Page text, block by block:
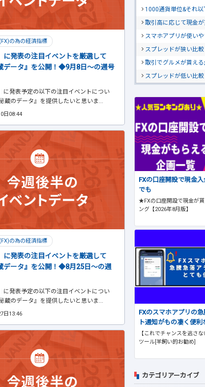
の為の経済指標
に発表の注目イベントを厳選して
データ』を公開！◆9月8日～の週号
に発表予定の以下の注目イベントについ
蔵のデータ』を提供したいと思いま...
日08:44
の為の経済指標
に発表の注目イベントを厳選して
データ』を公開！◆8月25日～の週
に発表予定の以下の注目イベントについ
蔵のデータ』を提供したいと思いま...
日13:46
1000通貨単位&それ
取引高に応じて現金
スマホアプリが使い
スプレッドが狭い比較
取引でグルメが貰え
スプレッドが低い比較
FXの口座開設で現金
でも
★FXの口座開設で現金が
ング【2026年8月版】
FXのスマホアプリの
ト通知がもの凄く便利
【これでチャンスを逃さ
ツール[羊飼い的お勧め]
カテゴリアーカイブ